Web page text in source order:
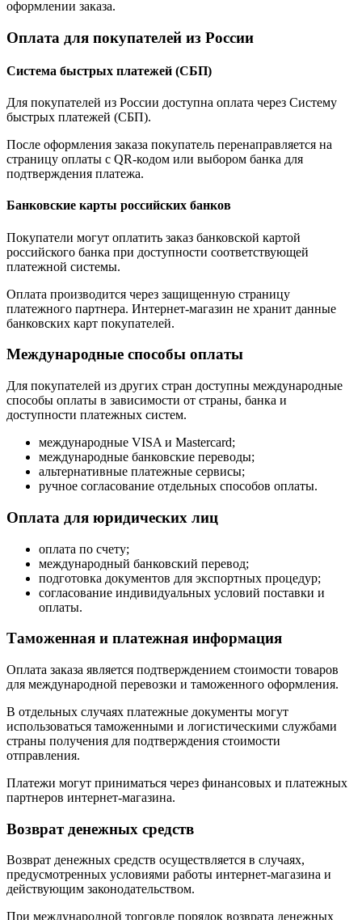
оформлении заказа.
Оплата для покупателей из России
Система быстрых платежей (СБП)
Для покупателей из России доступна оплата через Систему
быстрых платежей (СБП).
После оформления заказа покупатель перенаправляется на
страницу оплаты с QR-кодом или выбором банка для
подтверждения платежа.
Банковские карты российских банков
Покупатели могут оплатить заказ банковской картой
российского банка при доступности соответствующей
платежной системы.
Оплата производится через защищенную страницу
платежного партнера. Интернет-магазин не хранит данные
банковских карт покупателей.
Международные способы оплаты
Для покупателей из других стран доступны международные
способы оплаты в зависимости от страны, банка и
доступности платежных систем.
международные VISA и Mastercard;
международные банковские переводы;
альтернативные платежные сервисы;
ручное согласование отдельных способов оплаты.
Оплата для юридических лиц
оплата по счету;
международный банковский перевод;
подготовка документов для экспортных процедур;
согласование индивидуальных условий поставки и
оплаты.
Таможенная и платежная информация
Оплата заказа является подтверждением стоимости товаров
для международной перевозки и таможенного оформления.
В отдельных случаях платежные документы могут
использоваться таможенными и логистическими службами
страны получения для подтверждения стоимости
отправления.
Платежи могут приниматься через финансовых и платежных
партнеров интернет-магазина.
Возврат денежных средств
Возврат денежных средств осуществляется в случаях,
предусмотренных условиями работы интернет-магазина и
действующим законодательством.
При международной торговле порядок возврата денежных